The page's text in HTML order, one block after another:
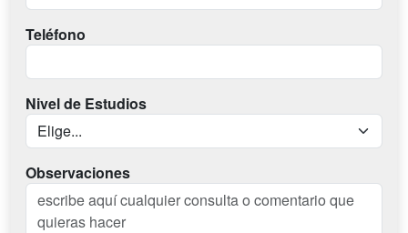
Teléfono
Nivel de Estudios
Observaciones